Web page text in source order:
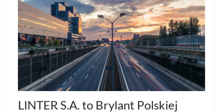
LINTER S.A. to Brylant Polskiej